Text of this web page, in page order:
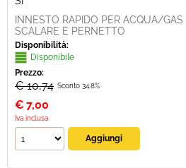
INNESTO RAPIDO PER ACQUA/
SCALARE E PERNETTO
Disponibilità:
Disponibile
Prezzo:
€ 10,74 Sconto 34.8%
€ 7,00
Iva inclusa